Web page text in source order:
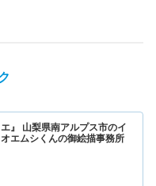
エ』 山梨県南アルプス市のイ
エムシくんの御絵描事務所